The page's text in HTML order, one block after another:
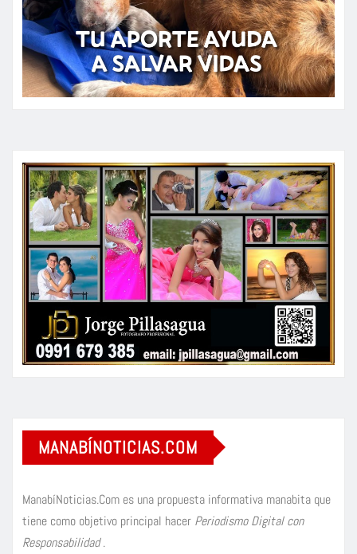
MANABÍNOTICIAS.COM
ManabíNoticias.Com es una propuesta informativa manabita que
tiene como objetivo principal hacer Periodismo Digital con
Responsabilidad.